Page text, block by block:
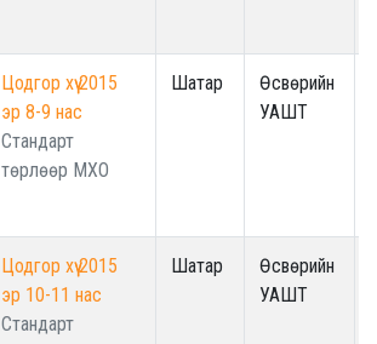
Цодгор хүү 2015
эр 8-9 нас
Стандарт
төрлөөр МХО
Шатар
Өсвөрийн
УАШТ
Цодгор хүү 2015
эр 10-11 нас
Стандарт
Шатар
Өсвөрийн
УАШТ